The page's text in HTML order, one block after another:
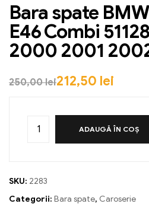
Bara spate
E46 Combi
2000 2001
250,00lei212,50 lei
ADAUGĂ ÎN COȘ
SKU: 2283
Categorii: Bara spate, Caroserie